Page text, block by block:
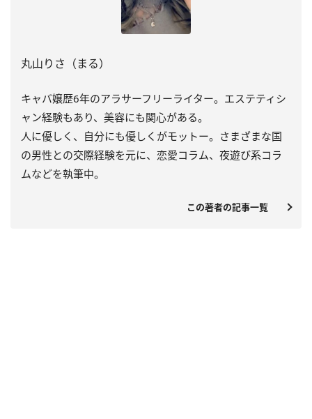
丸山りさ（まる）
キャバ嬢歴6年のアラサーフリーライター。エステティシ
ャン経験もあり、美容にも関心がある。
人に優しく、自分にも優しくがモットー。さまざまな国
の男性との交際経験を元に、恋愛コラム、夜遊び系コラ
ムなどを執筆中。
この著者の記事一覧